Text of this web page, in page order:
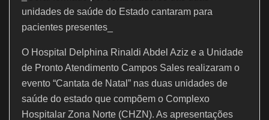
c
e
b
o
o
k
itt
er
ai
l
at
A
p
p
e
a
m
unidades de saúde do Estado cantaram para
pacientes presentes_
O Hospital Delphina Rinaldi Abdel Aziz e a Unidade
de Pronto Atendimento Campos Sales realizaram o
evento “Cantata de Natal” nas duas unidades de
saúde do estado que compõem o Complexo
Hospitalar Zona Norte (CHZN). As apresentações